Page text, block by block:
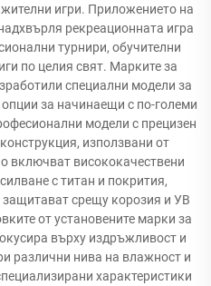
игри. Приложението на
рекреационната игра
турнири, обучителни
по целия свят. Марките за
специални модели за
за начинаещи с по-големи
модели с прецизен
използвани от
включват висококачествени
с титан и покрития,
срещу корозия и УВ
от установените марки за
върху издръжливост и
различни нива на влажност и
характеристики